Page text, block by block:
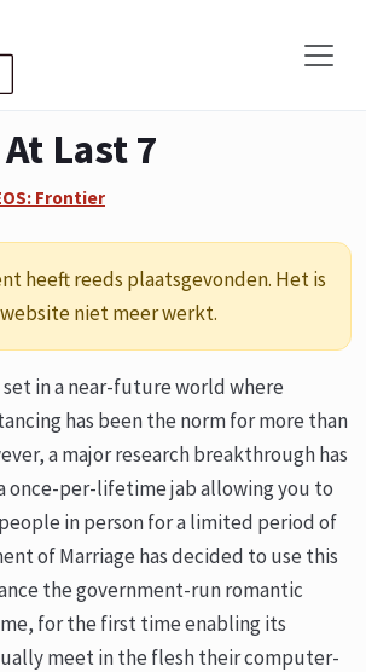
Last 7
Frontier
heeft reeds plaatsgevonden. Het is
niet meer werkt.
set in a near-future world where
has been the norm for more than
a major research breakthrough has
once-per-lifetime jab allowing you to
in person for a limited period of
of Marriage has decided to use this
the government-run romantic
for the first time enabling its
meet in the flesh their computer-